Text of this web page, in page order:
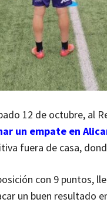
12 de octubre, al
un empate en
fuera de casa,
con 9 puntos,
un buen resultado